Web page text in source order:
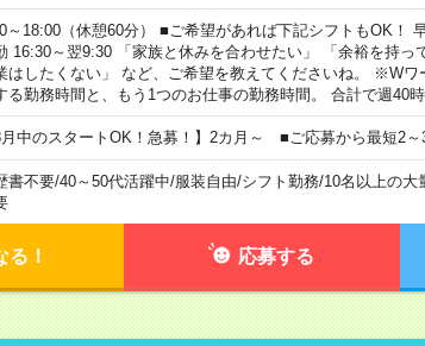
～18:00（休憩60分） ■ご希望があれば下記シフトもOK！
16:30～翌9:30 「家族と休みを合わせたい」 「余裕を持っ
はしたくない」 など、ご希望を教えてくださいね。 ※Wワ
る勤務時間と、もう1つのお仕事の勤務時間。 合計で週40
月中のスタートOK！急募！】2カ月～ ■ご応募から最短2～
書不要/40～50代活躍中/服装自由/シフト勤務/10名以上の大
る！ 応募する